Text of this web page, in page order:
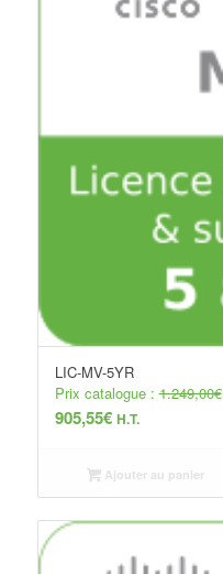
LIC-MV-5YR
Prix catalogue :1.249,00€
905,55€ H.T.
Ajouter au panier